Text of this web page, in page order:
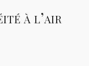
à l’air